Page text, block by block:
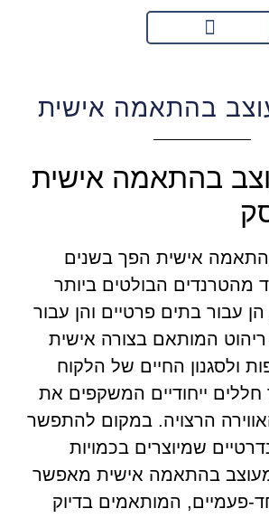
בהתאמה אישית
בהתאמה אישית
אישית הפך בשנים
מהטרנדים הבולטים ביותר
עבור בתים פרטיים והן עבור
המותאם בצורה אישית
ולסגנון החיים של הלקוח
ייחודיים המשקפים את
הרצויה. במקום להתפשר
שמיוצרים בכמויות
מעוצב בהתאמה אישית מאפשר
פעמיים, המותאמים בדיוק